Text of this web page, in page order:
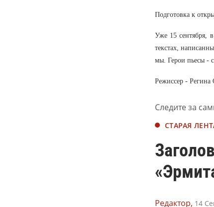
Подготовка к
Уже 15 сентября,
текстах,
мы. Герои пьесы -
Режиссер - Регина
Следите за
СТАРАЯ
Редактор, 14